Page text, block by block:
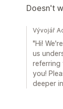
Doesn't
Vývojář
"Hi!
us
referring
you!
deeper